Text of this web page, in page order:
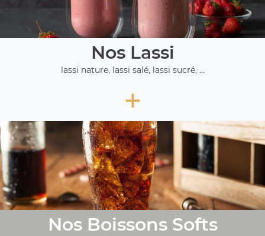
Nos Lassi
lassi nature, lassi salé, lassi sucré, ...
+
Nos Boissons Softs